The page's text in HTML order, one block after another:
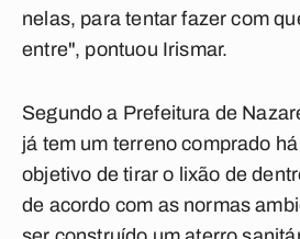
nelas, para tentar fazer com
entre", pontuou Irismar.
Segundo a Prefeitura de
já tem um terreno comprado
objetivo de tirar o lixão de
de acordo com as normas